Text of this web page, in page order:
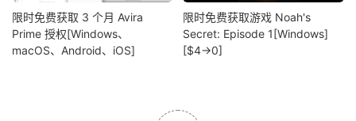
限时免费获取 3 个月 Avira
Prime 授权[Windows、
macOS、Android、iOS]
限时免费获取游戏 Noah's
Secret: Episode 1[Windows]
[$4→0]